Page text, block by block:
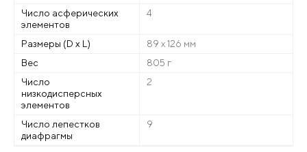
Число асферических
элементов
4
Размеры (D x L)
89 x 126 мм
Вес
805 г
Число
низкодисперсных
элементов
2
Число лепестков
диафрагмы
9